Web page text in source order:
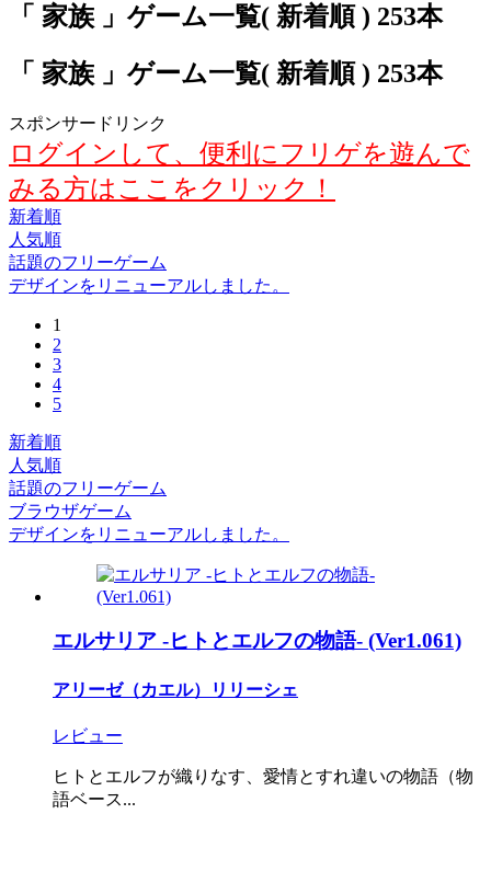
「 家族 」ゲーム一覧( 新着順 ) 253本
「 家族 」ゲーム一覧( 新着順 ) 253本
スポンサードリンク
ログインして、便利にフリゲを遊んで
みる方はここをクリック！
新着順
人気順
話題のフリーゲーム
デザインをリニューアルしました。
1
2
3
4
5
新着順
人気順
話題のフリーゲーム
ブラウザゲーム
デザインをリニューアルしました。
エルサリア -ヒトとエルフの物語- (Ver1.061)
アリーゼ（カエル）リリーシェ
レビュー
ヒトとエルフが織りなす、愛情とすれ違いの物語（物
語ベース...